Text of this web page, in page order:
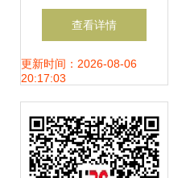
等级公示设计 信息
整合与可视化呈现
查看详情
更新时间：2026-08-06
20:17:03